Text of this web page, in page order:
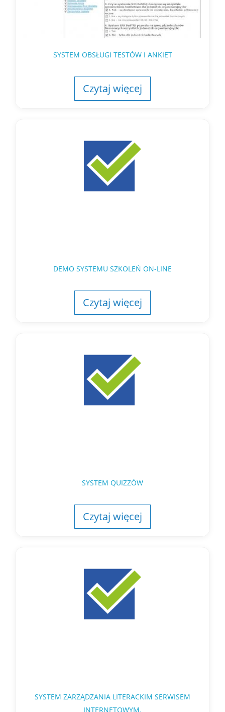
SYSTEM OBSŁUGI TESTÓW I ANKIET
Czytaj więcej
DEMO SYSTEMU SZKOLEŃ ON-LINE
Czytaj więcej
SYSTEM QUIZZÓW
Czytaj więcej
SYSTEM ZARZĄDZANIA LITERACKIM SERWISEM
INTERNETOWYM.